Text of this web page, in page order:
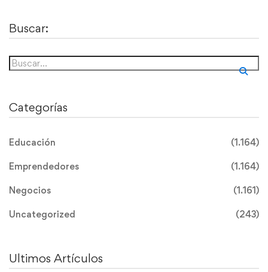
Buscar:
Categorías
Educación (1.164)
Emprendedores (1.164)
Negocios (1.161)
Uncategorized (243)
Ultimos Artículos